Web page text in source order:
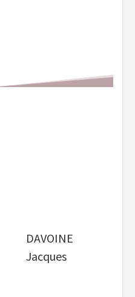
DAVOINE
Jacques